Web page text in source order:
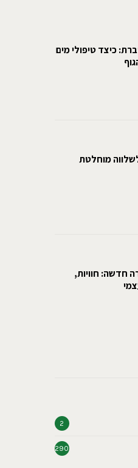
כיצד טיפולי מים
מוחלטת
חדשה: חוויות,
2
290